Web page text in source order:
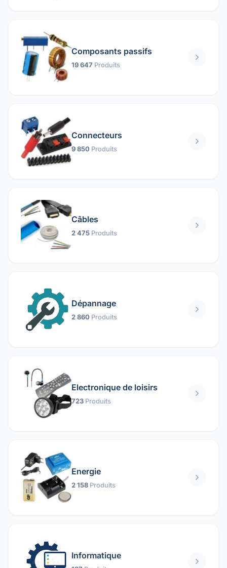
Composants passifs
19 647 Produits
Connecteurs
9 850 Produits
Câbles
2 475 Produits
Dépannage
2 860 Produits
Electronique de loisirs
723 Produits
Energie
2 158 Produits
Informatique